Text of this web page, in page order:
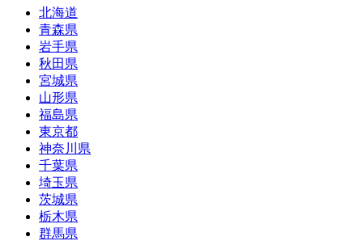
北海道
青森県
岩手県
秋田県
宮城県
山形県
福島県
東京都
神奈川県
千葉県
埼玉県
茨城県
栃木県
群馬県